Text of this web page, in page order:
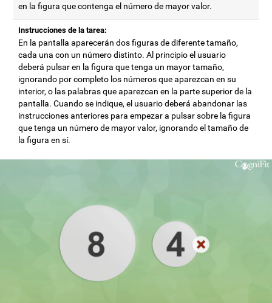
en la figura que contenga el número de mayor valor.
Instrucciones de la tarea:
En la pantalla aparecerán dos figuras de diferente tamaño,
cada una con un número distinto. Al principio el usuario
deberá pulsar en la figura que tenga un mayor tamaño,
ignorando por completo los números que aparezcan en su
interior, o las palabras que aparezcan en la parte superior de la
pantalla. Cuando se indique, el usuario deberá abandonar las
instrucciones anteriores para empezar a pulsar sobre la figura
que tenga un número de mayor valor, ignorando el tamaño de
la figura en sí.